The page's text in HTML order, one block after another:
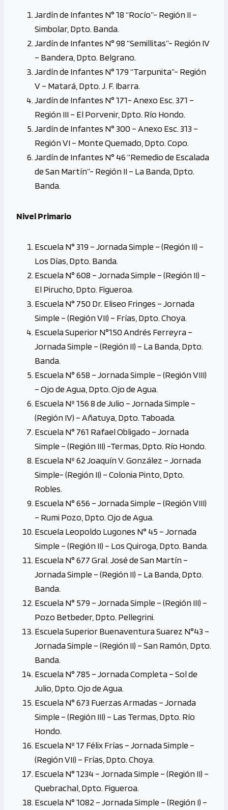
Jardín de Infantes N° 18 “Rocío”- Región II –
Simbolar, Dpto. Banda.
Jardín de Infantes N° 98 “Semillitas”- Región IV
– Bandera, Dpto. Belgrano.
Jardín de Infantes N° 179 “Tarpunita”- Región
V – Matará, Dpto. J. F. Ibarra.
Jardín de Infantes N° 171- Anexo Esc. 371 –
Región III – El Porvenir, Dpto. Río Hondo.
Jardín de Infantes N° 300 – Anexo Esc. 313 –
Región VI – Monte Quemado, Dpto. Copo.
Jardín de Infantes N° 46 “Remedio de Escalada
de San Martín”- Región II – La Banda, Dpto.
Banda.
Nivel Primario
Escuela N° 319 – Jornada Simple – (Región II) –
Los Días, Dpto. Banda.
Escuela N° 608 – Jornada Simple – (Región II) –
El Pirucho, Dpto. Figueroa.
Escuela N° 750 Dr. Eliseo Fringes – Jornada
Simple – (Región VII) – Frías, Dpto. Choya.
Escuela Superior N°150 Andrés Ferreyra –
Jornada Simple – (Región II) – La Banda, Dpto.
Banda.
Escuela N° 658 – Jornada Simple – (Región VIII)
– Ojo de Agua, Dpto. Ojo de Agua.
Escuela Nº 156 8 de Julio – Jornada Simple –
(Región IV) – Añatuya, Dpto. Taboada.
Escuela N° 761 Rafael Obligado – Jornada
Simple – (Región III) -Termas, Dpto. Río Hondo.
Escuela Nº 62 Joaquín V. González – Jornada
Simple- (Región II) – Colonia Pinto, Dpto.
Robles.
Escuela N° 656 – Jornada Simple – (Región VIII)
– Rumi Pozo, Dpto. Ojo de Agua.
Escuela Leopoldo Lugones N° 45 – Jornada
Simple – (Región II) – Los Quiroga, Dpto. Banda.
Escuela N° 677 Gral. José de San Martín –
Jornada Simple – (Región II) – La Banda, Dpto.
Banda.
Escuela N° 579 – Jornada Simple – (Región III) –
Pozo Betbeder, Dpto. Pellegrini.
Escuela Superior Buenaventura Suarez N°43 –
Jornada Simple – (Región II) – San Ramón, Dpto.
Banda.
Escuela N° 785 – Jornada Completa – Sol de
Julio, Dpto. Ojo de Agua.
Escuela N° 673 Fuerzas Armadas – Jornada
Simple – (Región III) – Las Termas, Dpto. Río
Hondo.
Escuela Nº 17 Félix Frías – Jornada Simple –
(Región VII) – Frías, Dpto. Choya.
Escuela N° 1234 – Jornada Simple – (Región II) –
Quebrachal, Dpto. Figueroa.
Escuela N° 1082 – Jornada Simple – (Región I) –